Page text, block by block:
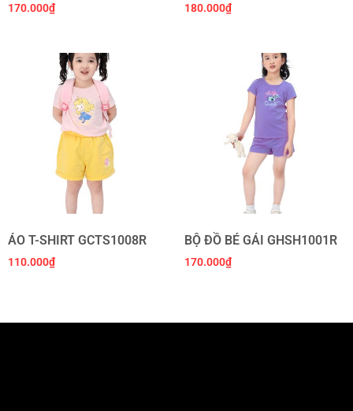
170.000₫ 180.000₫
ÁO T-SHIRT GCTS1008R
110.000₫
BỘ ĐỒ BÉ GÁI GHSH1001R
170.000₫